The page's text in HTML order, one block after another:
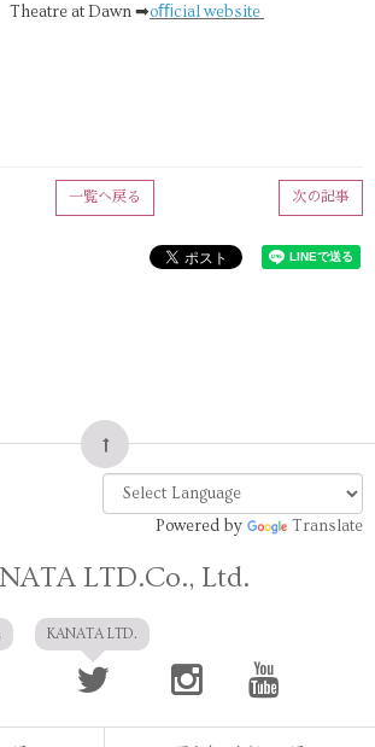
Theatre at Dawn ➡oﬃcial website
次の記事
一覧へ戻る
Powered by Translate
LTD.Co., Ltd.
KANATA LTD.